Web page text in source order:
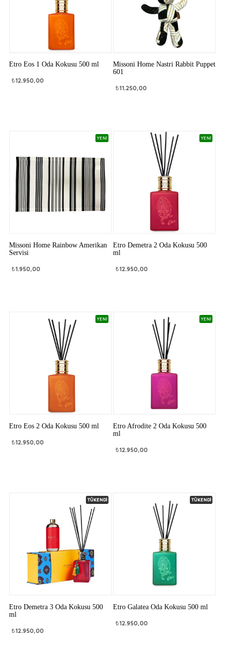
Etro Eos 1 Oda Kokusu 500 ml
₺12.950,00
Missoni Home Nastri Rabbit Puppet
601
₺11.250,00
YENİ
Missoni Home Rainbow Amerikan
Servisi
₺1.950,00
YENİ
Etro Demetra 2 Oda Kokusu 500
ml
₺12.950,00
YENİ
Etro Eos 2 Oda Kokusu 500 ml
₺12.950,00
YENİ
Etro Afrodite 2 Oda Kokusu 500
ml
₺12.950,00
TÜKENDİ
Etro Demetra 3 Oda Kokusu 500
ml
₺12.950,00
TÜKENDİ
Etro Galatea Oda Kokusu 500 ml
₺12.950,00